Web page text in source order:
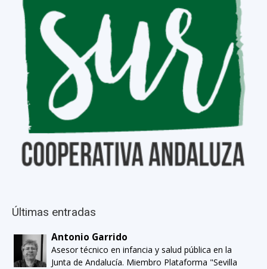
Últimas entradas
Antonio Garrido
Asesor técnico en infancia y salud pública en la
Junta de Andalucía. Miembro Plataforma "Sevilla